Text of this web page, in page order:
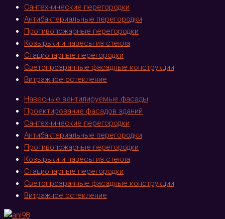
Сантехнические перегородки
Антибактериальные перегородки
Противопожарные перегородки
Козырьки и навесы из стекла
Стационарные перегородки
Светопрозрачные фасадные конструкции
Витражное остекление
Навесные вентилируемые фасады
Проектирование фасадов зданий
Сантехнические перегородки
Антибактериальные перегородки
Противопожарные перегородки
Козырьки и навесы из стекла
Стационарные перегородки
Светопрозрачные фасадные конструкции
Витражное остекление